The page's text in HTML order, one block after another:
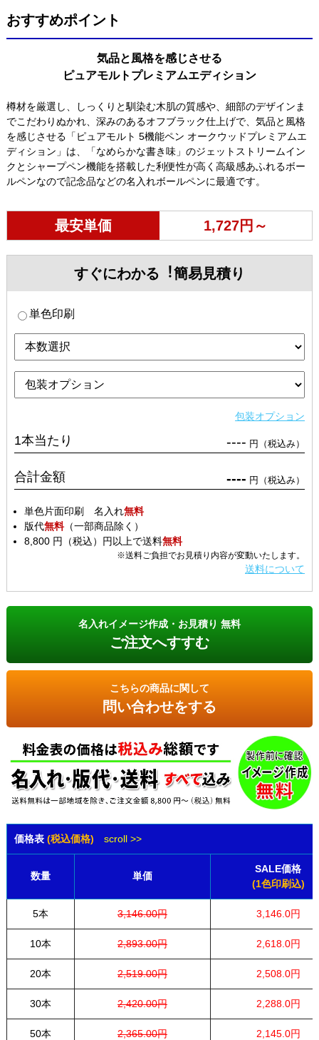
おすすめポイント
気品と風格を感じさせる
ピュアモルトプレミアムエディション
樽材を厳選し、しっくりと馴染む木肌の質感や、細部のデザインま
でこだわりぬかれ、深みのあるオフブラック仕上げで、気品と風格
を感じさせる「ピュアモルト 5機能ペン オークウッドプレミアムエ
ディション」は、「なめらかな書き味」のジェットストリームイン
クとシャープペン機能を搭載した利便性が高く高級感あふれるボー
ルペンなので記念品などの名入れボールペンに最適です。
最安単価 1,727円～
すぐにわかる︕簡易見積り
単色印刷
包装オプション
1本当たり ---- 円（税込み）
合計金額 ---- 円（税込み）
単色片面印刷 名入れ無料
版代無料（一部商品除く）
8,800 円（税込）円以上で送料無料
※送料ご負担でお見積り内容が変動いたします。
送料について
名入れイメージ作成・お見積り 無料
ご注文へすすむ
こちらの商品に関して
問い合わせをする
価格表 (税込価格) scroll >>
数量 単価
SALE価格
(1色印刷込)
5本 3,146.00円 3,146.0円
10本 2,893.00円 2,618.0円
20本 2,519.00円 2,508.0円
30本 2,420.00円 2,288.0円
50本 2,365.00円 2,145.0円